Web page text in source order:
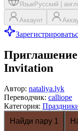
ЯзыкРусский
Аккаунт
Invitation
Автор: nataliya.lyk
Переводчик: calliope
Категория:
Найди пару 1